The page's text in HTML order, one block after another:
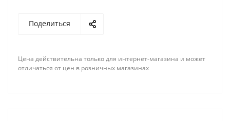
Поделиться
Цена действительна только для интернет-магазина и может
отличаться от цен в розничных магазинах